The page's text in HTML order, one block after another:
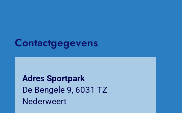
Contactgegevens
Adres Sportpark
De Bengele 9, 6031 TZ
Nederweert